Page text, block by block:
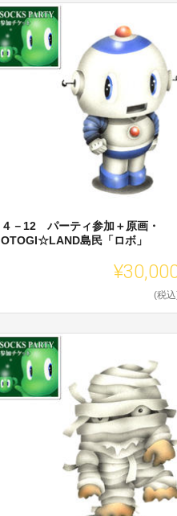
４－12 パーティ参加＋原画・
OTOGI☆LAND島民「ロボ」
(税